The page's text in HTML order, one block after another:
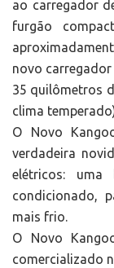
ao carregador
furgão
novo
35 quilômetros
clima
O Novo
verdadeira
elétricos:
condicionado,
mais frio.
O Novo
comercializado